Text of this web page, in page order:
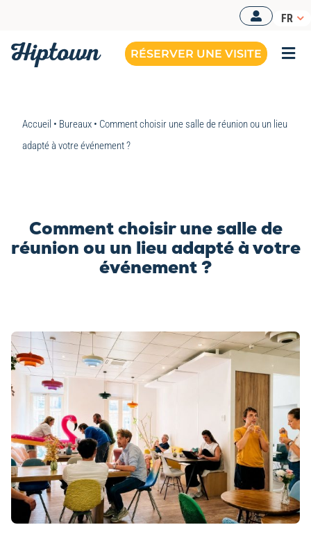
contenu
FR
RÉSERVER UNE VISITE
NOS OFFRES
RÉSERVER UNE VISITE
Accueil • Bureaux• Comment choisir une salle de réunion ou un lieu
adapté à votre événement ?
Comment choisir une salle de
réunion ou un lieu adapté à votre
événement ?